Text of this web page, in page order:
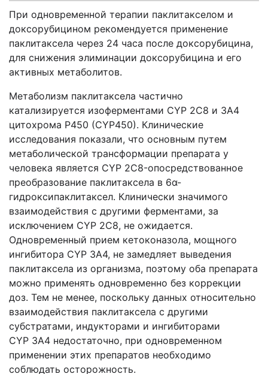
При одновременной терапии паклитакселом и
доксорубицином рекомендуется применение
паклитаксела через 24 часа после доксорубицина,
для снижения элиминации доксорубицина и его
активных метаболитов.
Метаболизм паклитаксела частично
катализируется изоферментами CYP 2C8 и 3А4
цитохрома P450 (CYP450). Клинические
исследования показали, что основным путем
метаболической трансформации препарата у
человека является CYP 2C8-опосредствованное
преобразование паклитаксела в 6α-
гидроксипаклитаксел. Клинически значимого
взаимодействия с другими ферментами, за
исключением CYP 2C8, не ожидается.
Одновременный прием кетоконазола, мощного
ингибитора CYP 3A4, не замедляет выведения
паклитаксела из организма, поэтому оба препарата
можно применять одновременно без коррекции
доз. Тем не менее, поскольку данных относительно
взаимодействия паклитаксела с другими
субстратами, индукторами и ингибиторами
CYP 3A4 недостаточно, при одновременном
применении этих препаратов необходимо
соблюдать осторожность.